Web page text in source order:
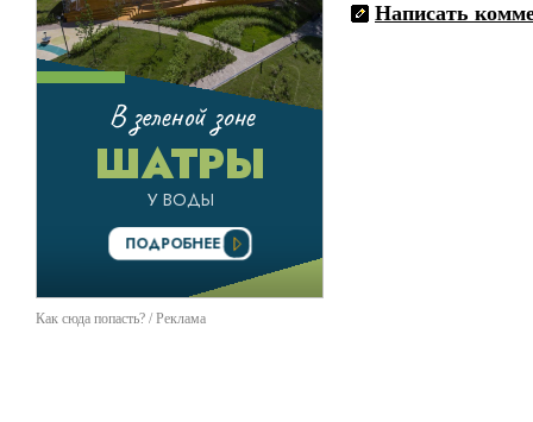
Как сюда попасть? / Реклама
Написать